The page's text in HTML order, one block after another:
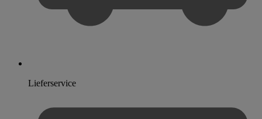
Lieferservice